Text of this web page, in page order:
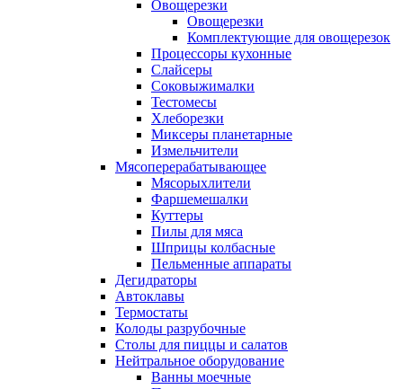
Овощерезки
Овощерезки
Комплектующие для овощерезок
Процессоры кухонные
Слайсеры
Соковыжималки
Тестомесы
Хлеборезки
Миксеры планетарные
Измельчители
Мясоперерабатывающее
Мясорыхлители
Фаршемешалки
Куттеры
Пилы для мяса
Шприцы колбасные
Пельменные аппараты
Дегидраторы
Автоклавы
Термостаты
Колоды разрубочные
Столы для пиццы и салатов
Нейтральное оборудование
Ванны моечные